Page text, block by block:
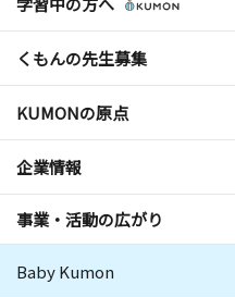
くもんの先生募集
KUMONの原点
企業情報
事業・活動の広がり
Baby Kumon